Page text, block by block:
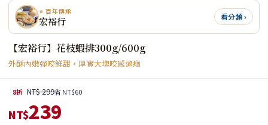
⭐ 百年傳承
宏裕行 看分類 ›
【宏裕行】花枝蝦排300g/600g
外酥內嫩彈咬鮮甜，厚實大塊咬感過癮
8折 NT$ 299省 NT$60
NT$239